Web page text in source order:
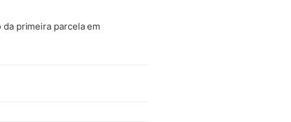
primeira parcela em